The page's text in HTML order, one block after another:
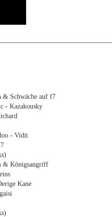
& Schwäche auf f7
- Kazakousky
- Vidit
& Königsangriff
Kane